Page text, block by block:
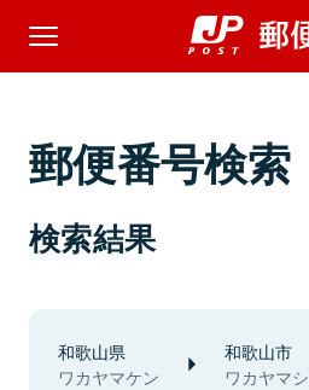
郵便番号検索
検索結果
和歌山県
ワカヤマケン
和歌山市
ワカヤマシ